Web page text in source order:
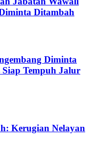
Ditambah
Diminta
Tempuh Jalur
Kerugian Nelayan